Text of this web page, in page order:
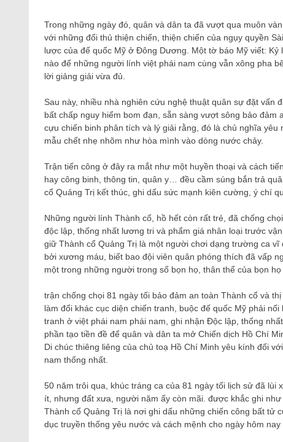
Trong những ngày đó, quân và dân ta đã vượt qua muôn
với những đối thủ thiện chiến, thiện chiến của ngụy quyền
lược của đế quốc Mỹ ở Đông Dương. Một tờ báo Mỹ viết:
nào để những người lính việt phái nam cùng vẫn xông pha
lời giảng giải vừa đủ.
Sau này, nhiều nhà nghiên cứu nghệ thuật quân sự đặt vấn
bất chấp nguy hiểm bom đạn, sẵn sàng vượt sông bảo
cựu chiến binh phân tích và lý giải rằng, đó là chủ nghĩa
mẫu chết nhẹ nhõm như hòa mình vào dòng nước chảy.
Trận tiến công ở đây ra mắt như một huyền thoại và cách
hay công binh, thông tin, quân y… đều cầm súng bắn trả
cổ Quảng Trị kết thúc, ghi dấu sức mạnh kiên cường, ý chí
Những người lính Thành cổ, hồ hết còn rất trẻ, đã chống
độc lập, thống nhất lương tri và phẩm giá nhân loại trước
giữ Thành cổ Quảng Trị là một người chơi dạng trường ca
bởi xương máu, biết bao đội viên quân phóng thích đã vấp
một trong những người trong số bọn họ, thân thể của bọn
trận chống chọi 81 ngày tối bảo đảm an toàn Thành cổ và
làm đổi khác cục diện chiến tranh, buộc đế quốc Mỹ phải
tranh ở việt phái nam phái nam, ghi nhận Độc lập, thống
phần tạo tiền đề để quân và dân ta mở Chiến dịch Hồ Chí
Di chúc thiêng liêng của chủ toạ Hồ Chí Minh yêu kính đối
nam thống nhất.
50 năm trôi qua, khúc tráng ca của 81 ngày tối lịch sử đã
ít, nhưng đất xưa, người năm ấy còn mãi. được khắc ghi
Thành cổ Quảng Trị là nơi ghi dấu những chiến công bất tử
dục truyền thống yêu nước và cách mệnh cho ngày hôm